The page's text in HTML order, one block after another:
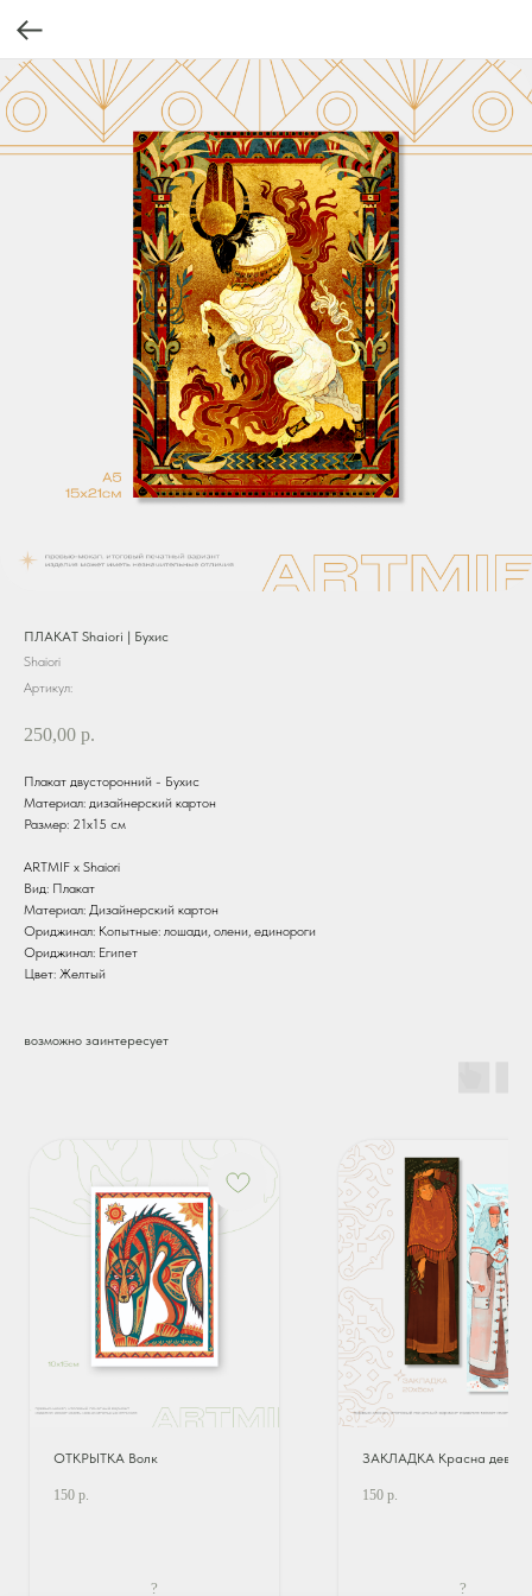
ПЛАКАТ Shaiori | Бухис
Shaiori
Артикул:
250,00 р.
Плакат двусторонний - Бухис
Материал: дизайнерский картон
Размер: 21х15 см
ARTMIF х Shaiori
Вид: Плакат
Материал: Дизайнерский картон
Ориджинал: Копытные: лошади, олени, единороги
Ориджинал: Египет
Цвет: Желтый
возможно заинтересует
ОТКРЫТКА Волк
150 р.
?
ЗАКЛАДКА Красна девица
150 р.
?